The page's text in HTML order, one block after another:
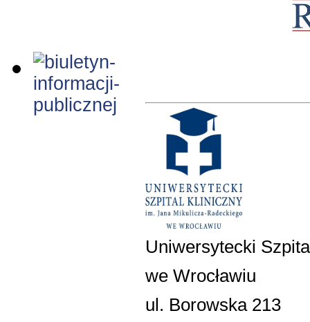
Uniwersytecki
we Wrocławiu
ul. Borowska 213